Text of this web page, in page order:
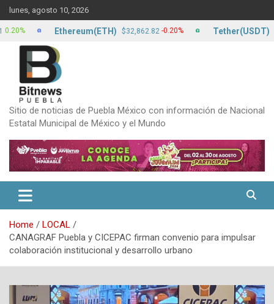
Skip
to
content
lunes, agosto 10, 2026
Sitio de noticias de Puebla México con información de Nacional
Estatal Municipal de México y el Mundo
Home
LOCAL
CANAGRAF Puebla y CICEPAC firman convenio para impulsar
colaboración institucional y desarrollo urbano
Ethereum(ETH) $32,862.82 -0.20% Tether(USDT) $17.14